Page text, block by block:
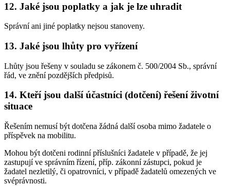
12. Jaké jsou poplatky a jak je lze uhradit
Správní ani jiné poplatky nejsou stanoveny.
13. Jaké jsou lhůty pro vyřízení
Lhůty jsou řešeny v souladu se zákonem č. 500/2004 Sb., správní
řád, ve znění pozdějších předpisů.
14. Kteří jsou další účastníci (dotčení) řešení životní
situace
Řešením nemusí být dotčena žádná další osoba mimo žadatele o
příspěvek na mobilitu.
Mohou být dotčeni rodinní příslušníci žadatele v případě, že jej
zastupují ve správním řízení, příp. zákonní zástupci, pokud je
žadatel nezletilý, či opatrovníci, v případě žadatelů omezených ve
svéprávnosti.